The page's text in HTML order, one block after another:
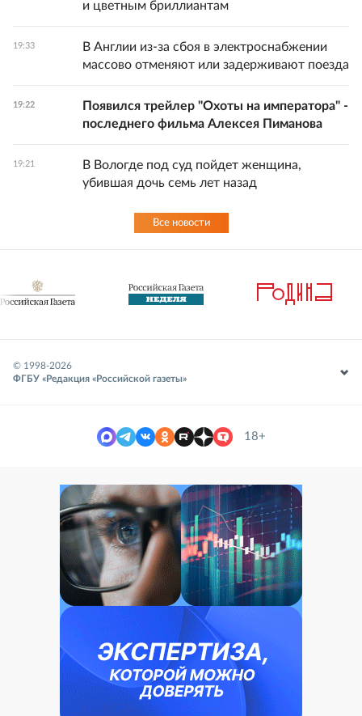
и цветным бриллиантам
19:33
В Англии из-за сбоя в электроснабжении
массово отменяют или задерживают поезда
19:22
Появился трейлер "Охоты на императора" -
последнего фильма Алексея Пиманова
19:21
В Вологде под суд пойдет женщина,
убившая дочь семь лет назад
Все новости
© 1998-2026
ФГБУ «Редакция «Российской газеты»
18+